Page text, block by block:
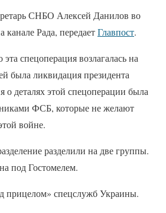
СНБО Алексей Данилов во
канале Рада, передаетГлавпост.
спецоперация возлагалась на
была ликвидация президента
деталях этой спецоперации была
ФСБ, которые не желают
войне.
разделили на две группы.
под Гостомелем.
прицелом» спецслужб Украины.